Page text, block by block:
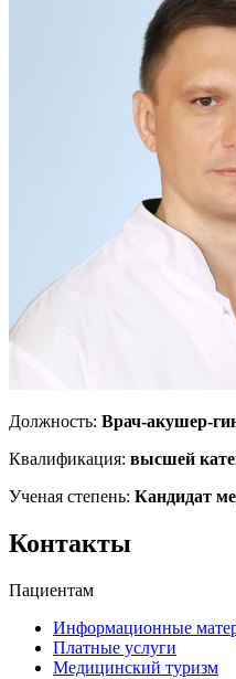
Должность: Врач-акушер-
Квалификация: высшей
Ученая степень: Кандидат
Контакты
Пациентам
Информационные
Платные услуги
Медицинский туризм